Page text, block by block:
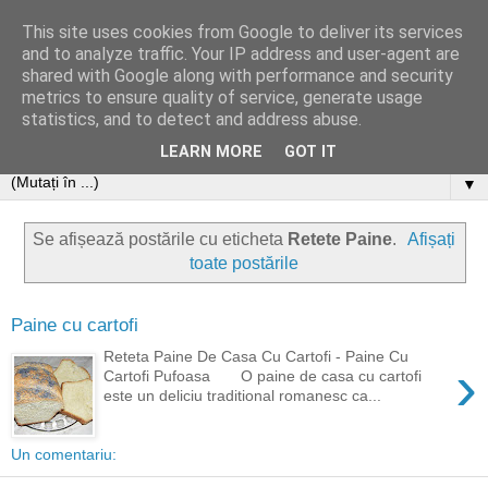
▼
Se afișează postările cu eticheta Retete Paine.
Afișați
toate postările
Paine cu cartofi
›
Reteta Paine De Casa Cu Cartofi - Paine Cu
Cartofi Pufoasa O paine de casa cu cartofi
este un deliciu traditional romanesc ca...
Un comentariu:
This site uses cookies from Google to deliver its services
and to analyze traffic. Your IP address and user-agent are
shared with Google along with performance and security
metrics to ensure quality of service, generate usage
statistics, and to detect and address abuse.
LEARN MORE GOT IT